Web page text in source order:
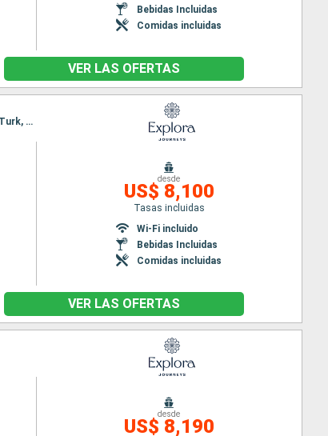
Bebidas Incluidas
Comidas incluidas
VER LAS OFERTAS
Itinerario : Miami, Saint John's, Terre de Haut, Charlotte Amalie, San Juan, Philipsburg, Gustavia, Grand Turk, Miami
desde
US$ 8,100
Tasas incluidas
Wi-Fi incluido
Bebidas Incluidas
Comidas incluidas
VER LAS OFERTAS
desde
US$ 8,190